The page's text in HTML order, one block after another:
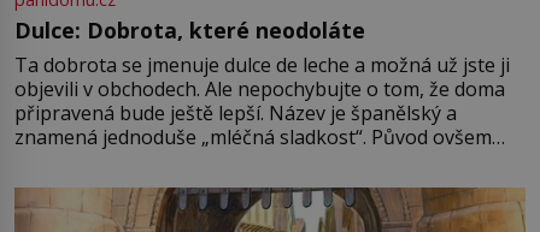
Dulce: Dobrota, které neodoláte
Ta dobrota se jmenuje dulce de leche a možná už jste ji
objevili v obchodech. Ale nepochybujte o tom, že doma
připravená bude ještě lepší. Název je španělský a
znamená jednoduše „mléčná sladkost“. Původ ovšem
pře hned několik latinskoamerických zemí a k tomu
Francie, kde se traduje,